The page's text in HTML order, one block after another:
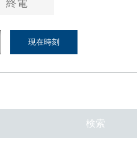
終電
現在時刻
検索